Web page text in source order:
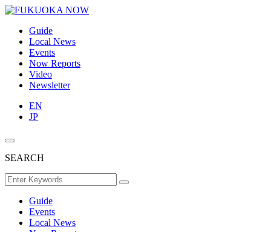
Guide
Local News
Events
Now Reports
Video
Newsletter
EN
JP
SEARCH
Guide
Events
Local News